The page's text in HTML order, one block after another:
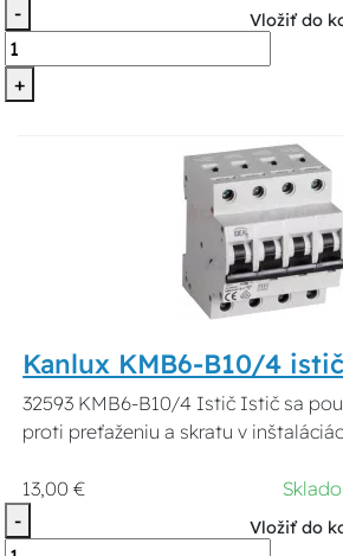
-
+
Vložiť do
Kanlux KMB6-B10/4
32593 KMB6-B10/4 Istič Istič sa
proti preťaženiu a skratu v
13,00 €
-
Vložiť do